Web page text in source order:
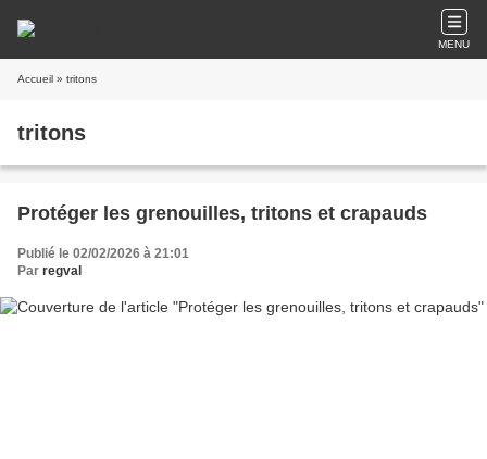
MENU
Accueil » tritons
tritons
Protéger les grenouilles, tritons et crapauds
Publié le 02/02/2026 à 21:01
Par regval